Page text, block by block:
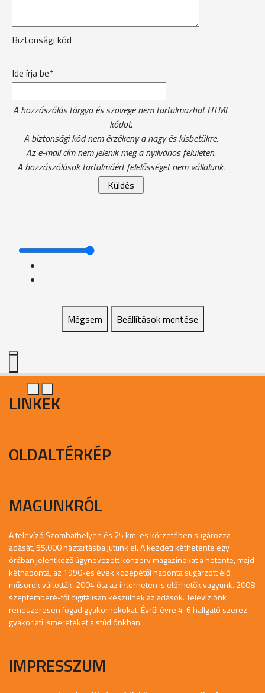
Biztonsági kód
Ide írja be*
A hozzászólás tárgya és szövege nem tartalmazhat HTML
kódot.
A biztonsági kód nem érzékeny a nagy és kisbetűkre.
Az e-mail cím nem jelenik meg a nyilvános felületen.
A hozzászólások tartalmáért felelősséget nem vállalunk.
Mégsem Beállítások mentése
LINKEK
OLDALTÉRKÉP
MAGUNKRÓL
A televízó Szombathelyen és 25 km-es körzetében sugározza
adását, 55.000 háztartásba jutunk el. A kezdeti kéthetente egy
órában jelentkező úgynevezett konzerv magazinokat a hetente, majd
kétnaponta, az 1990-es évek közepétől naponta sugárzott élő
műsorok váltották. 2004 óta az interneten is elérhetők vagyunk. 2008
szeptemberé-től digitálisan készülnek az adások. Televíziónk
rendszeresen fogad gyakornokokat. Évről évre 4-6 hallgató szerez
gyakorlati ismereteket a stúdiónkban.
IMPRESSZUM